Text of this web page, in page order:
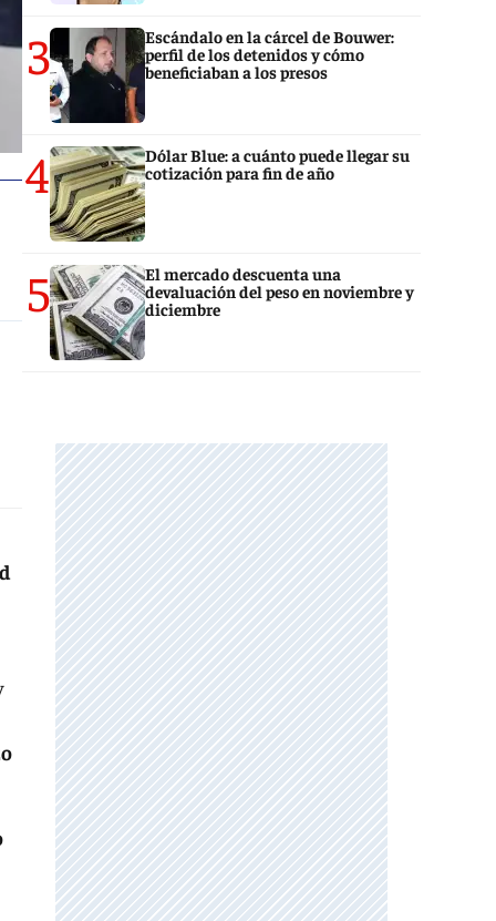
3
Escándalo en la cárcel de Bouwer:
perfil de los detenidos y cómo
beneficiaban a los presos
4
Dólar Blue: a cuánto puede llegar su
cotización para fin de año
5
El mercado descuenta una
devaluación del peso en noviembre y
diciembre